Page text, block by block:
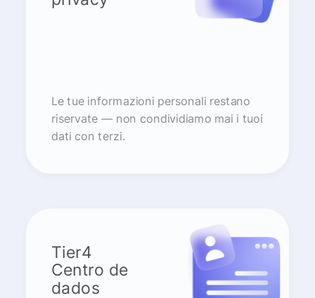
Le tue informazioni personali restano
riservate — non condividiamo mai i tuoi
dati con terzi.
Tier4
Centro de
dados